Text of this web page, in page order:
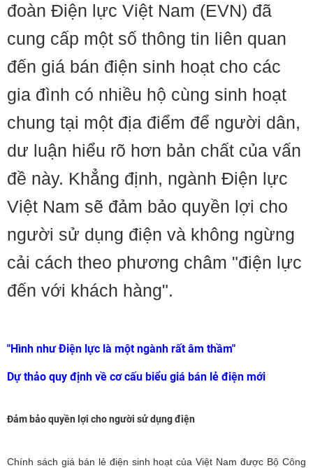
đoàn Điện lực Việt Nam (EVN) đã
cung cấp một số thông tin liên quan
đến giá bán điện sinh hoạt cho các
gia đình có nhiều hộ cùng sinh hoạt
chung tại một địa điểm để người dân,
dư luận hiểu rõ hơn bản chất của vấn
đề này. Khẳng định, ngành Điện lực
Việt Nam sẽ đảm bảo quyền lợi cho
người sử dụng điện và không ngừng
cải cách theo phương châm "điện lực
đến với khách hàng".
"Hình như Điện lực là một ngành rất âm thầm"
Dự thảo quy định về cơ cấu biểu giá bán lẻ điện mới
Đảm bảo quyền lợi cho người sử dụng điện
Chính sách giá bán lẻ điện sinh hoạt của Việt Nam được Bộ Công